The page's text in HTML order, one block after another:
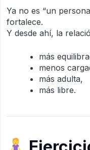
Ya no es “un
fortalece.
Y desde ahí, la
más
menos
más adulta,
más libre.